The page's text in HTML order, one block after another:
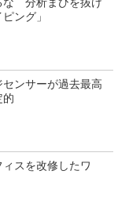
ング」
ンサーが過去最高
的
スを改修したワ